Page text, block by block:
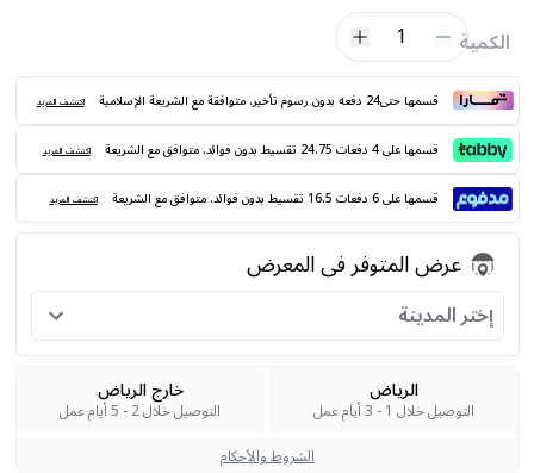
الكمية 1
قسمها حتى24 دفعه بدون رسوم تأخير. متوافقة مع الشريعة الإسلامية اكتشف المزيد
قسمها على 4 دفعات 24.75 تقسيط بدون فوائد. متوافق مع الشريعة اكتشف المزيد
قسمها على 6 دفعات 16.5 تقسيط بدون فوائد. متوافق مع الشريعة اكتشف المزيد
عرض المتوفر فى المعرض
إختر المدينة
الرياض
التوصيل خلال 1 - 3 أيام عمل
خارج الرياض
التوصيل خلال 2 - 5 أيام عمل
الشروط والأحكام